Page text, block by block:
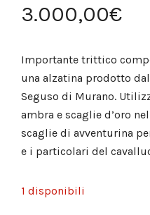
3.000,00€
Importante trittico
una alzatina prodotto
Seguso di Murano.
ambra e scaglie d’oro
scaglie di avventurina
e i particolari del
1 disponibili